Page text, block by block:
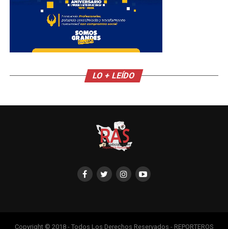
LO + LEÍDO
Copyright © 2018 - Todos Los Derechos Reservados - REPORTEROS